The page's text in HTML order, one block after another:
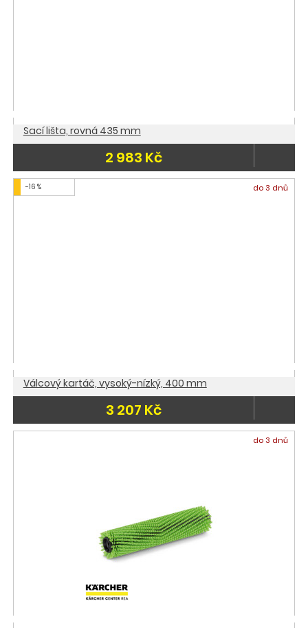
Sací lišta, rovná 435 mm
2 983 Kč
-16 % do 3 dnů
Válcový kartáč, vysoký-nízký, 400 mm
3 207 Kč
do 3 dnů